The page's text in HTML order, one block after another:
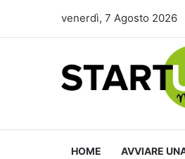
venerdì, 7 Agosto 2026
HOME AVVIARE